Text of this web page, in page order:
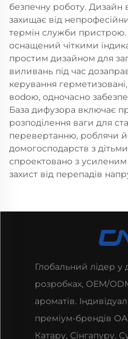
безпечну роботу. Дизайн
захищає від
термін служби
оснащений чіткими
простим дизайном для
виливань під час
керування
вodoю, одночасно
База дифузора включає
розподілення ваги для
перевертанню, роблячи
домогосподарств з
спроектовано з
захист від перепадів
Глобальний лідер у
розробках, OEM/
ароматів.
преміум-брендів
Катару, Сінгапуру.